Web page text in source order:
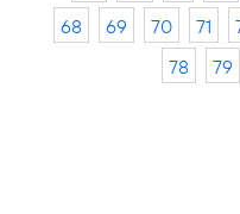
68
69 70 71
78
79